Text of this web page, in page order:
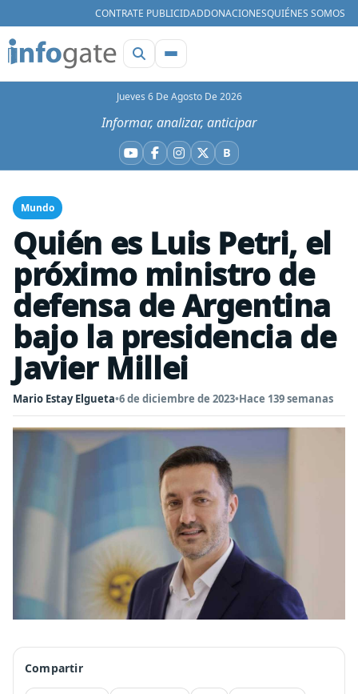
CONTRATE PUBLICIDADDONACIONESQUIÉNES SOMOS
Jueves 6 De Agosto De 2026
Informar, analizar, anticipar
YouTube
Facebook
Instagram
X BBluesky
Mundo
Quién es Luis Petri, el
próximo ministro de
defensa de Argentina
bajo la presidencia de
Javier Millei
Mario Estay Elgueta•6 de diciembre de 2023•Hace 139 semanas
Compartir